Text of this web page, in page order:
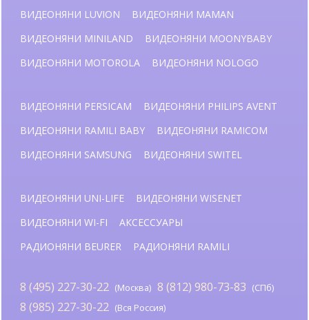
ВИДЕОНЯНИ LUVION
ВИДЕОНЯНИ MAMAN
ВИДЕОНЯНИ MINILAND
ВИДЕОНЯНИ MOONYBABY
ВИДЕОНЯНИ MOTOROLA
ВИДЕОНЯНИ NOLOGO
ВИДЕОНЯНИ PERSICAM
ВИДЕОНЯНИ PHILIPS AVENT
ВИДЕОНЯНИ RAMILI BABY
ВИДЕОНЯНИ RAMICOM
ВИДЕОНЯНИ SAMSUNG
ВИДЕОНЯНИ SWITEL
ВИДЕОНЯНИ UNI-LIFE
ВИДЕОНЯНИ WISENET
ВИДЕОНЯНИ WI-FI
АКСЕССУАРЫ
РАДИОНЯНИ BEURER
РАДИОНЯНИ RAMILI
8 (495) 227-30-22 (Москва) 8 (812) 980-73-83 (СПб)
8 (985) 227-30-22 (Вся Россия)